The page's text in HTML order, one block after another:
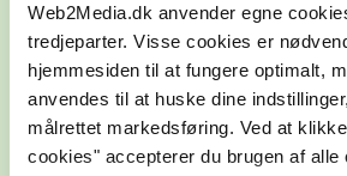
Web2Media.dk anvender egne
tredjeparter. Visse cookies er
hjemmesiden til at fungere optimalt,
anvendes til at huske dine
målrettet markedsføring. Ved at
cookies" accepterer du brugen af alle
Stolte vindere af
internationale